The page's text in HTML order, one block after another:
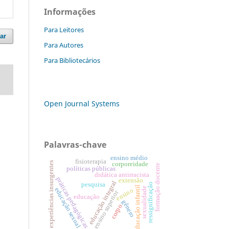
Informações
Para Leitores
Para Autores
Para Bibliotecários
Open Journal Systems
Palavras-chave
educação
corpo
ensino
pesquisa
extensão
práticas pedagógicas
didática antirracista
experiências insurgentes educação infantil
educação integral
políticas públicas
ensino superior
fisioterapia
educação sexual gênero sexualidade
corporeidade
ressignificaçãoformação docente
ensino médio